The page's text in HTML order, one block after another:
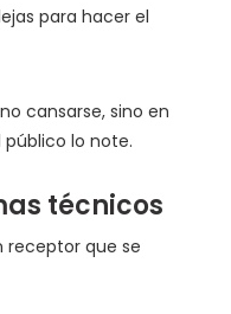
para hacer el
cansarse, sino en
lo note.
técnicos
receptor que se